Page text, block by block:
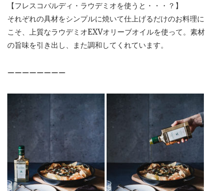
【フレスコバルディ・ラウデミオを使うと・・・？】
それぞれの具材をシンプルに焼いて仕上げるだけのお料理に
こそ、上質なラウデミオEXVオリーブオイルを使って。素材
の旨味を引き出し、また調和してくれています。
ーーーーーーーー